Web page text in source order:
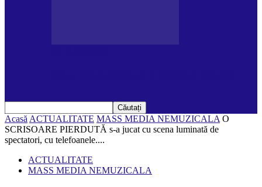
Acasă ACTUALITATE MASS MEDIA NEMUZICALA O
SCRISOARE PIERDUTĂ s-a jucat cu scena luminată de
spectatori, cu telefoanele....
ACTUALITATE
MASS MEDIA NEMUZICALA